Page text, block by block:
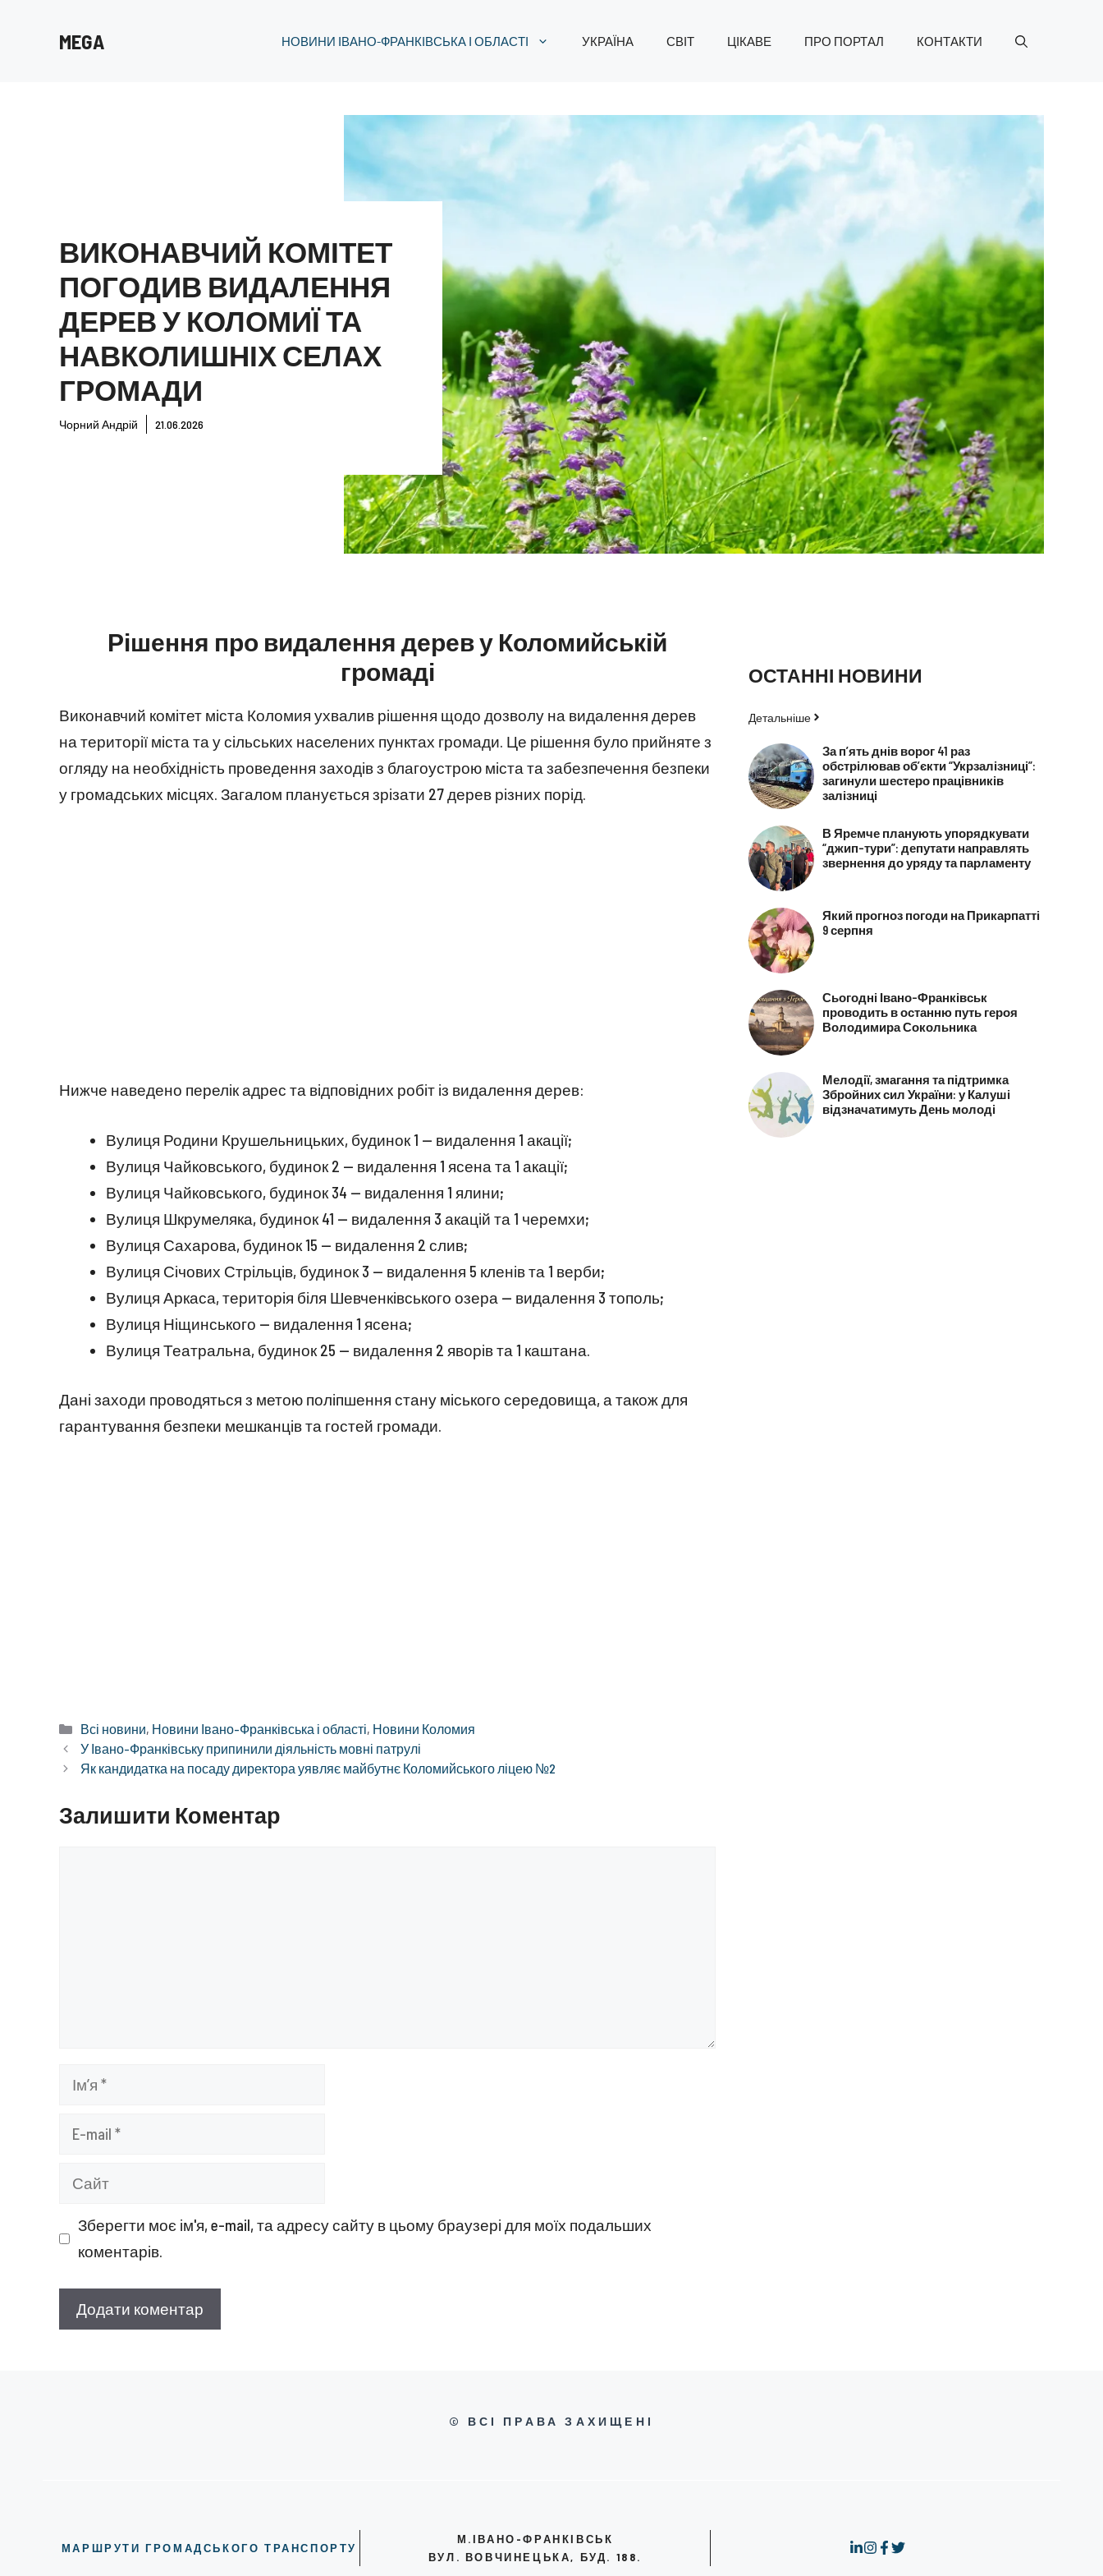
MEGA НОВИНИ ІВАНО-ФРАНКІВСЬКА І ОБЛАСТІ УКРАЇНА СВІТ ЦІКАВЕ ПРО ПОРТАЛ КОНТАКТИ
ВИКОНАВЧИЙ КОМІТЕТ
ПОГОДИВ ВИДАЛЕННЯ
ДЕРЕВ У КОЛОМИЇ ТА
НАВКОЛИШНІХ СЕЛАХ
ГРОМАДИ
Чорний Андрій 21.06.2026
Рішення про видалення дерев у Коломийській
громаді
Виконавчий комітет міста Коломия ухвалив рішення щодо дозволу на видалення дерев
на території міста та у сільських населених пунктах громади. Це рішення було прийняте з
огляду на необхідність проведення заходів з благоустрою міста та забезпечення безпеки
у громадських місцях. Загалом планується зрізати 27 дерев різних порід.
Нижче наведено перелік адрес та відповідних робіт із видалення дерев:
Вулиця Родини Крушельницьких, будинок 1 — видалення 1 акації;
Вулиця Чайковського, будинок 2 — видалення 1 ясена та 1 акації;
Вулиця Чайковського, будинок 34 — видалення 1 ялини;
Вулиця Шкрумеляка, будинок 41 — видалення 3 акацій та 1 черемхи;
Вулиця Сахарова, будинок 15 — видалення 2 слив;
Вулиця Січових Стрільців, будинок 3 — видалення 5 кленів та 1 верби;
Вулиця Аркаса, територія біля Шевченківського озера — видалення 3 тополь;
Вулиця Ніщинського — видалення 1 ясена;
Вулиця Театральна, будинок 25 — видалення 2 яворів та 1 каштана.
Дані заходи проводяться з метою поліпшення стану міського середовища, а також для
гарантування безпеки мешканців та гостей громади.
Категорії
Всі новини, Новини Івано-Франківська і області, Новини Коломия
У Івано-Франківську припинили діяльність мовні патрулі
Як кандидатка на посаду директора уявляє майбутнє Коломийського ліцею №2
Залишити Коментар
Ім’я
Сайт
Зберегти моє ім'я, e-mail, та адресу сайту в цьому браузері для моїх подальших
коментарів.
ОСТАННІ НОВИНИ
Детальніше
За п’ять днів ворог 41 раз
обстрілював об’єкти “Укрзалізниці”:
загинули шестеро працівників
залізниці
В Яремче планують упорядкувати
“джип-тури”: депутати направлять
звернення до уряду та парламенту
Який прогноз погоди на Прикарпатті
9 серпня
Сьогодні Івано-Франківськ
проводить в останню путь героя
Володимира Сокольника
Мелодії, змагання та підтримка
Збройних сил України: у Калуші
відзначатимуть День молоді
© ВСІ ПРАВА ЗАХИЩЕНІ
МАРШРУТИ ГРОМАДСЬКОГО ТРАНСПОРТУ
М.ІВАНО-ФРАНКІВСЬК
ВУЛ. ВОВЧИНЕЦЬКА, БУД. 188.